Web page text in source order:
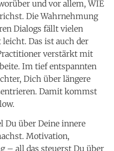
und vor allem, WIE
Die Wahrnehmung
Dialogs fällt vielen
Das ist auch der
verstärkt mit
Im tief entspannten
Dich über längere
Damit kommst
Du über Deine innere
Motivation,
– all das steuerst Du über